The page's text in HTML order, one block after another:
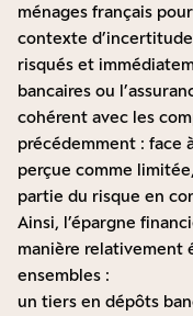
ménages français
contexte
risqués et
bancaires ou
cohérent avec les
précédemment : face
perçue comme
partie du risque en
Ainsi, l’épargne
manière relativement
ensembles :
un tiers en dépôts